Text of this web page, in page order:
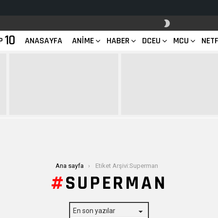
ANAHTARI
10 ANASAYFA ANIME HABER DCEU MCU
Ana sayfa Etiket Arşivi:Superman
SUPERMAN